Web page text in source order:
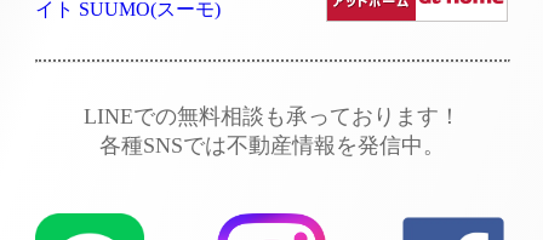
LINEでの無料相談も承っております！
各種SNSでは不動産情報を発信中。